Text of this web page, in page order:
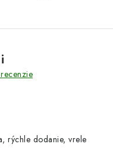
rýchle dodanie, vrele